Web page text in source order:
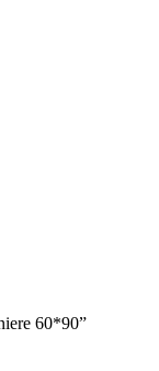
60*90”